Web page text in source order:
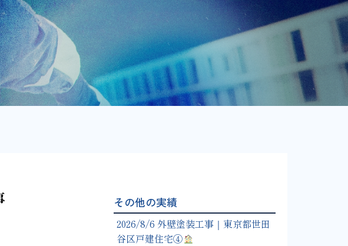
その他の実績
2026/8/6 外壁塗装工事｜東京都世田
谷区戸建住宅④